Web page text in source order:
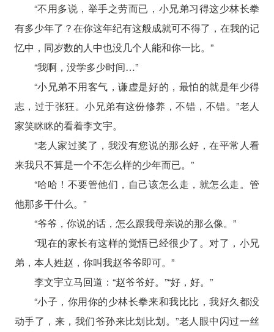
“不用多说，举手之劳而已，小兄弟习得这少林长拳
有多少年了？在你这年纪有这般成就可不得了，在我的记
忆中，同岁数的人中也没几个人能和你一比。”
“我啊，没学多少时间…”
“小兄弟不用客气，谦虚是好的，最怕的就是年少得
志，过于张狂。小兄弟有这份修养，不错，不错。”老人
家笑眯眯的看着李文宇。
“老人家过奖了，我没有您说的那么好，在平常人看
来我只不算是一个不怎么样的少年而已。”
“哈哈！不要管他们，自己该怎么走，就怎么走。管
他那多干什么。”
“爷爷，你说的话，怎么跟我母亲说的那么像。”
“现在的家长有这样的觉悟已经很少了。对了，小兄
弟，本人姓赵，你叫我赵爷爷即可。”
李文宇立马回道：“赵爷爷好。”“好，好。”
“小子，你用你的少林长拳来和我比比，我好久都没
动手了，来，我们爷孙来比划比划。”老人眼中闪过一丝